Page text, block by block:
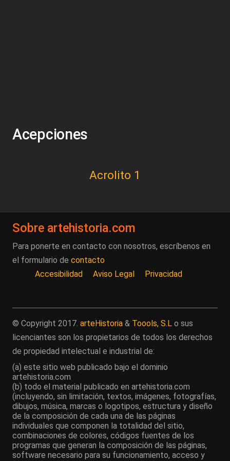
Acepciones
Acrolito 1
Sobre artehistoria.com
Para ponerte en contacto con nosotros, escríbenos en
el formulario de contacto
Accesibilidad
Aviso Legal Privacidad
© Copyright 2017. arteHistoria & Toools, S.L o sus
licenciantes son los propietarios de todos los derechos
de propiedad intelectual e industrial de:
(a) este sitio web publicado bajo el dominio
artehistoria.com
(b) todo el material publicado en artehistoria.com
(incluyendo, sin limitación, textos, imágenes, fotografías,
dibujos, música, marcas o logotipos, estructura y diseño
de la composición de cada una de las páginas
individuales que componen la totalidad del sitio,
combinaciones de colores, códigos fuentes de los
programas que generan la composición de las páginas,
software necesario para su funcionamiento, acceso y